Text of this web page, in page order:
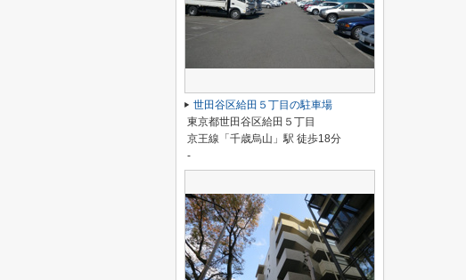
世田谷区給田５丁目の駐車場
東京都世田谷区給田５丁目
京王線「千歳烏山」駅 徒歩18分
-